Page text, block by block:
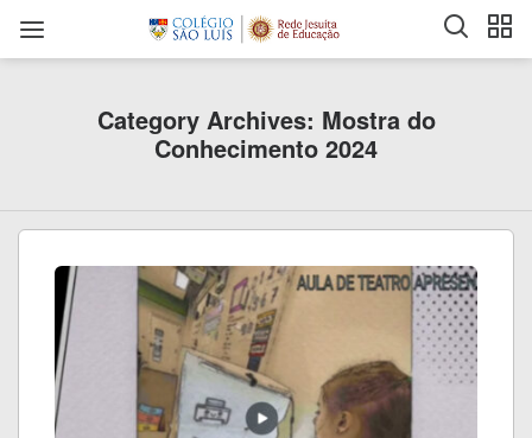
Category Archives: Mostra do
Conhecimento 2024